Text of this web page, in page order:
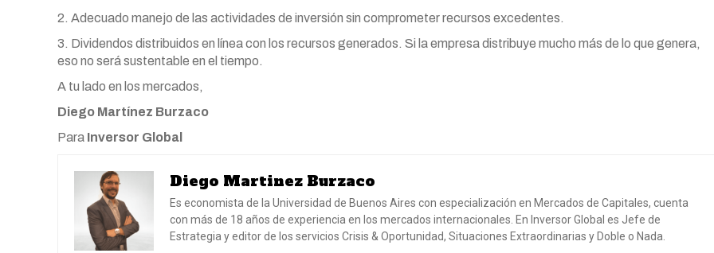
2. Adecuado manejo de las actividades de inversión sin comprometer recursos excedentes.
3. Dividendos distribuidos en línea con los recursos generados. Si la empresa distribuye mucho más de lo que genera,
eso no será sustentable en el tiempo.
A tu lado en los mercados,
Diego Martínez Burzaco
Para Inversor Global
Diego Martinez Burzaco
Es economista de la Universidad de Buenos Aires con especialización en Mercados de Capitales, cuenta
con más de 18 años de experiencia en los mercados internacionales. En Inversor Global es Jefe de
Estrategia y editor de los servicios Crisis & Oportunidad, Situaciones Extraordinarias y Doble o Nada.